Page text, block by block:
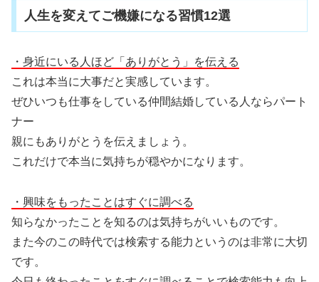
人生を変えてご機嫌になる習慣12選
・身近にいる人ほど「ありがとう」を伝える
これは本当に大事だと実感しています。
ぜひいつも仕事をしている仲間結婚している人ならパート
ナー
親にもありがとうを伝えましょう。
これだけで本当に気持ちが穏やかになります。
・興味をもったことはすぐに調べる
知らなかったことを知るのは気持ちがいいものです。
また今のこの時代では検索する能力というのは非常に大切
です。